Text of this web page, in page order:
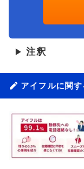
▶ 注釈
アイフルに関